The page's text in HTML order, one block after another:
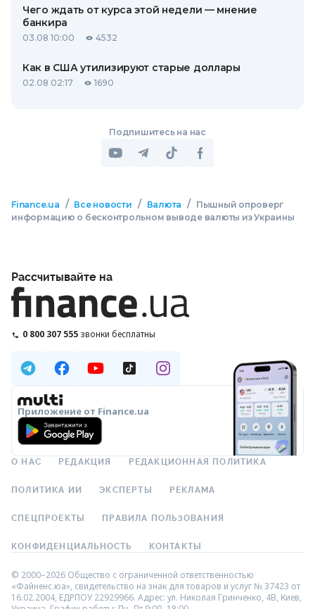
Чего ждать от курса этой недели — мнение
банкира
03.08 10:00 4532
Как в США утилизируют старые доллары
02.08 02:17 1690
Подпишитесь на нас
Finance.ua / Все новости / Валюта /
Пышный опроверг
информацию о бесконтрольном выводе валюты из Украины
Рассчитывайте на
0 800 307 555 звонки бесплатны
Приложение от Finance.ua
О НАС РЕДАКЦИЯ РЕДАКЦИОННАЯ ПОЛИТИКА
ПОЛИТИКА ИИ ЭКСПЕРТЫ РЕКЛАМА
СПЕЦПРОЕКТЫ ПРАВИЛА ПОЛЬЗОВАНИЯ
КОНФИДЕНЦИАЛЬНОСТЬ КОНТАКТЫ
© 2000–2026 Общество с ограниченной ответственностью
«Файненс.юа», свидетельство на знак для товаров и услуг № 37423 от
16.02.2004, ЕДРПОУ 22929966. Адрес: ул. Николая Гринченко, 4В, Киев,